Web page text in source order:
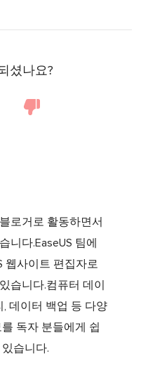
셨나요?
로거로 활동하면서
니다.EaseUS 팀에
웹사이트 편집자로
습니다.컴퓨터 데이
, 데이터 백업 등 다양
독자 분들에게 쉽
습니다.